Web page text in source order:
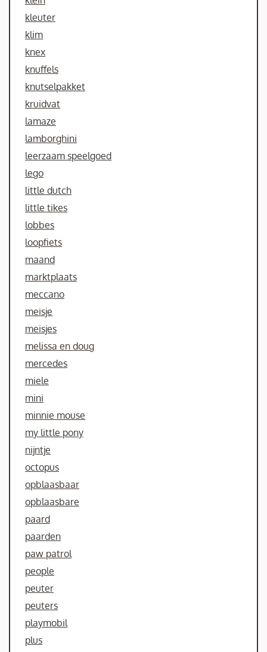
kleuter
klim
knex
knuffels
knutselpakket
kruidvat
lamaze
lamborghini
leerzaam speelgoed
lego
little dutch
little tikes
lobbes
loopfiets
maand
marktplaats
meccano
meisje
meisjes
melissa en doug
mercedes
miele
mini
minnie mouse
my little pony
nijntje
octopus
opblaasbaar
opblaasbare
paard
paarden
paw patrol
people
peuter
peuters
playmobil
plus